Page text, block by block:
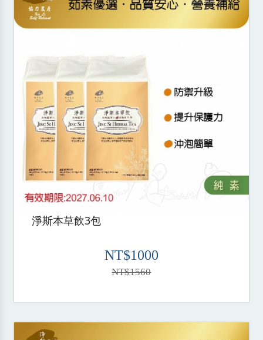
淨斯本草飲3包
NT$1000
NT$1560